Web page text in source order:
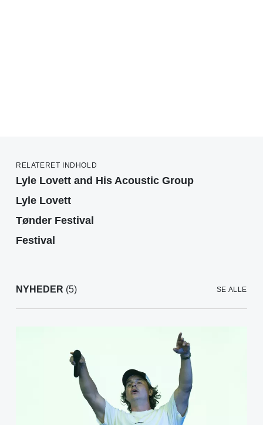
RELATERET INDHOLD
Lyle Lovett and His Acoustic Group
Lyle Lovett
Tønder Festival
Festival
NYHEDER (5) SE ALLE